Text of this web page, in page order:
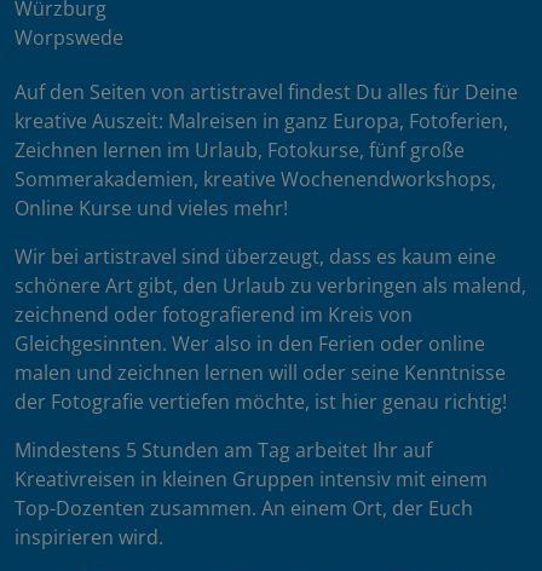
Würzburg
Worpswede
Auf den Seiten von artistravel findest Du alles für Deine
kreative Auszeit: Malreisen in ganz Europa, Fotoferien,
Zeichnen lernen im Urlaub, Fotokurse, fünf große
Sommerakademien, kreative Wochenendworkshops,
Online Kurse und vieles mehr!
Wir bei artistravel sind überzeugt, dass es kaum eine
schönere Art gibt, den Urlaub zu verbringen als malend,
zeichnend oder fotografierend im Kreis von
Gleichgesinnten. Wer also in den Ferien oder online
malen und zeichnen lernen will oder seine Kenntnisse
der Fotografie vertiefen möchte, ist hier genau richtig!
Mindestens 5 Stunden am Tag arbeitet Ihr auf
Kreativreisen in kleinen Gruppen intensiv mit einem
Top-Dozenten zusammen. An einem Ort, der Euch
inspirieren wird.